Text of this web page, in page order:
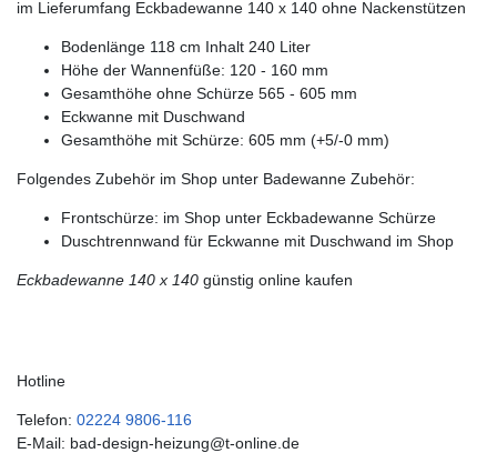
im Lieferumfang Eckbadewanne 140 x 140 ohne Nackenstützen
Bodenlänge 118 cm Inhalt 240 Liter
Höhe der Wannenfüße: 120 - 160 mm
Gesamthöhe ohne Schürze 565 - 605 mm
Eckwanne mit Duschwand
Gesamthöhe mit Schürze: 605 mm (+5/-0 mm)
Folgendes Zubehör im Shop unter Badewanne Zubehör:
Frontschürze: im Shop unter Eckbadewanne Schürze
Duschtrennwand für Eckwanne mit Duschwand im Shop
Eckbadewanne 140 x 140 günstig online kaufen
Hotline
Telefon: 02224 9806-116
E-Mail: bad-design-heizung@t-online.de